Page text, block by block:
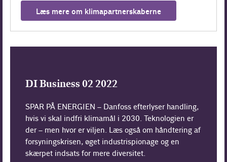
Læs mere om klimapartnerskaberne
DI Business 02 2022
SPAR PÅ ENERGIEN – Danfoss efterlyser handling,
hvis vi skal indfri klimamål i 2030. Teknologien er
der – men hvor er viljen. Læs også om håndtering af
forsyningskrisen, øget industrispionage og en
skærpet indsats for mere diversitet.